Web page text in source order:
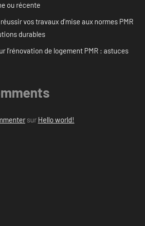
ou récente
vos travaux d’mise aux normes PMR
durables
l’rénovation de logement PMR : astuces
sur Hello world!